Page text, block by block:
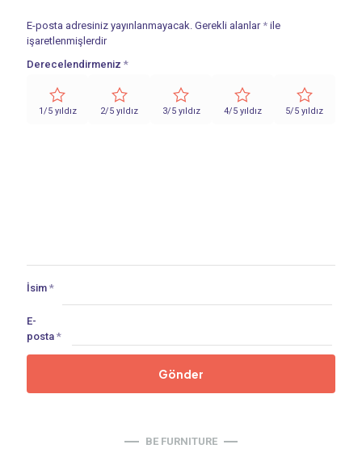
E-posta adresiniz yayınlanmayacak. Gerekli alanlar * ile
işaretlenmişlerdir
Derecelendirmeniz *
1/5 yıldız 2/5 yıldız 3/5 yıldız 4/5 yıldız 5/5 yıldız
İsim *
E-
posta *
BE FURNITURE